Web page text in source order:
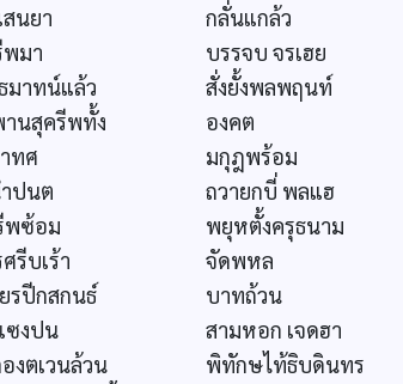
นยา
กลั่นแกล้ว
มา
บรรจบ จรเฮย
มาทน์แล้ว
สั่งยั้งพลพฤนท์
สุครีพทั้ง
องคต
ทศ
มกุฎพร้อม
ปนต
ถวายกบี่ พลแฮ
พซ้อม
พยุหตั้งครุธนาม
บเร้า
จัดพหล
รปีกสกนธ์
บาทถ้วน
ซงปน
สามหอก เจดฮา
งตเวนล้วน
พิทักษไท้ธิบดินทร